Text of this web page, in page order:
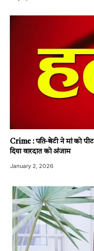
Crime : पति-बेटी ने मां को
दिया वारदात को अंजाम
January 2, 2026